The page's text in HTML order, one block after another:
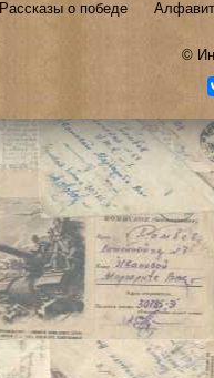
Рассказы о победе
©